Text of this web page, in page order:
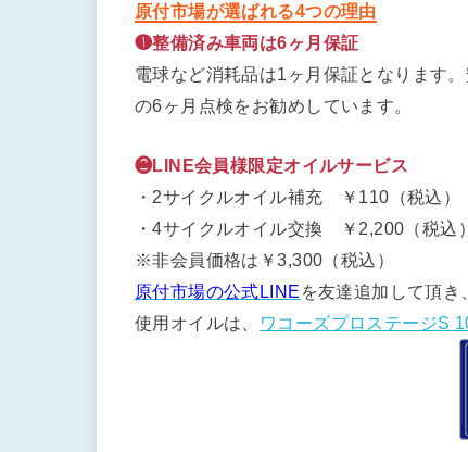
原付市場が選ばれる4つの理由
❶整備済み車両は6ヶ月保証
電球など消耗品は1ヶ月保証となります
の6ヶ月点検をお勧めしています。
❷LINE会員様限定オイルサービス
・2サイクルオイル補充 ￥110（税込）
・4サイクルオイル交換 ￥2,200（税込
※非会員価格は￥3,300（税込）
原付市場の公式LINE を友達追加して頂き
使用オイルは、
ワコーズプロステージS